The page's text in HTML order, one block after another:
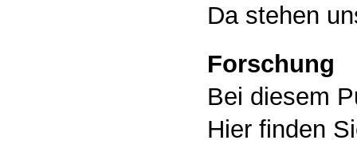
Da stehen
Forschung
Bei diesem
Hier finden